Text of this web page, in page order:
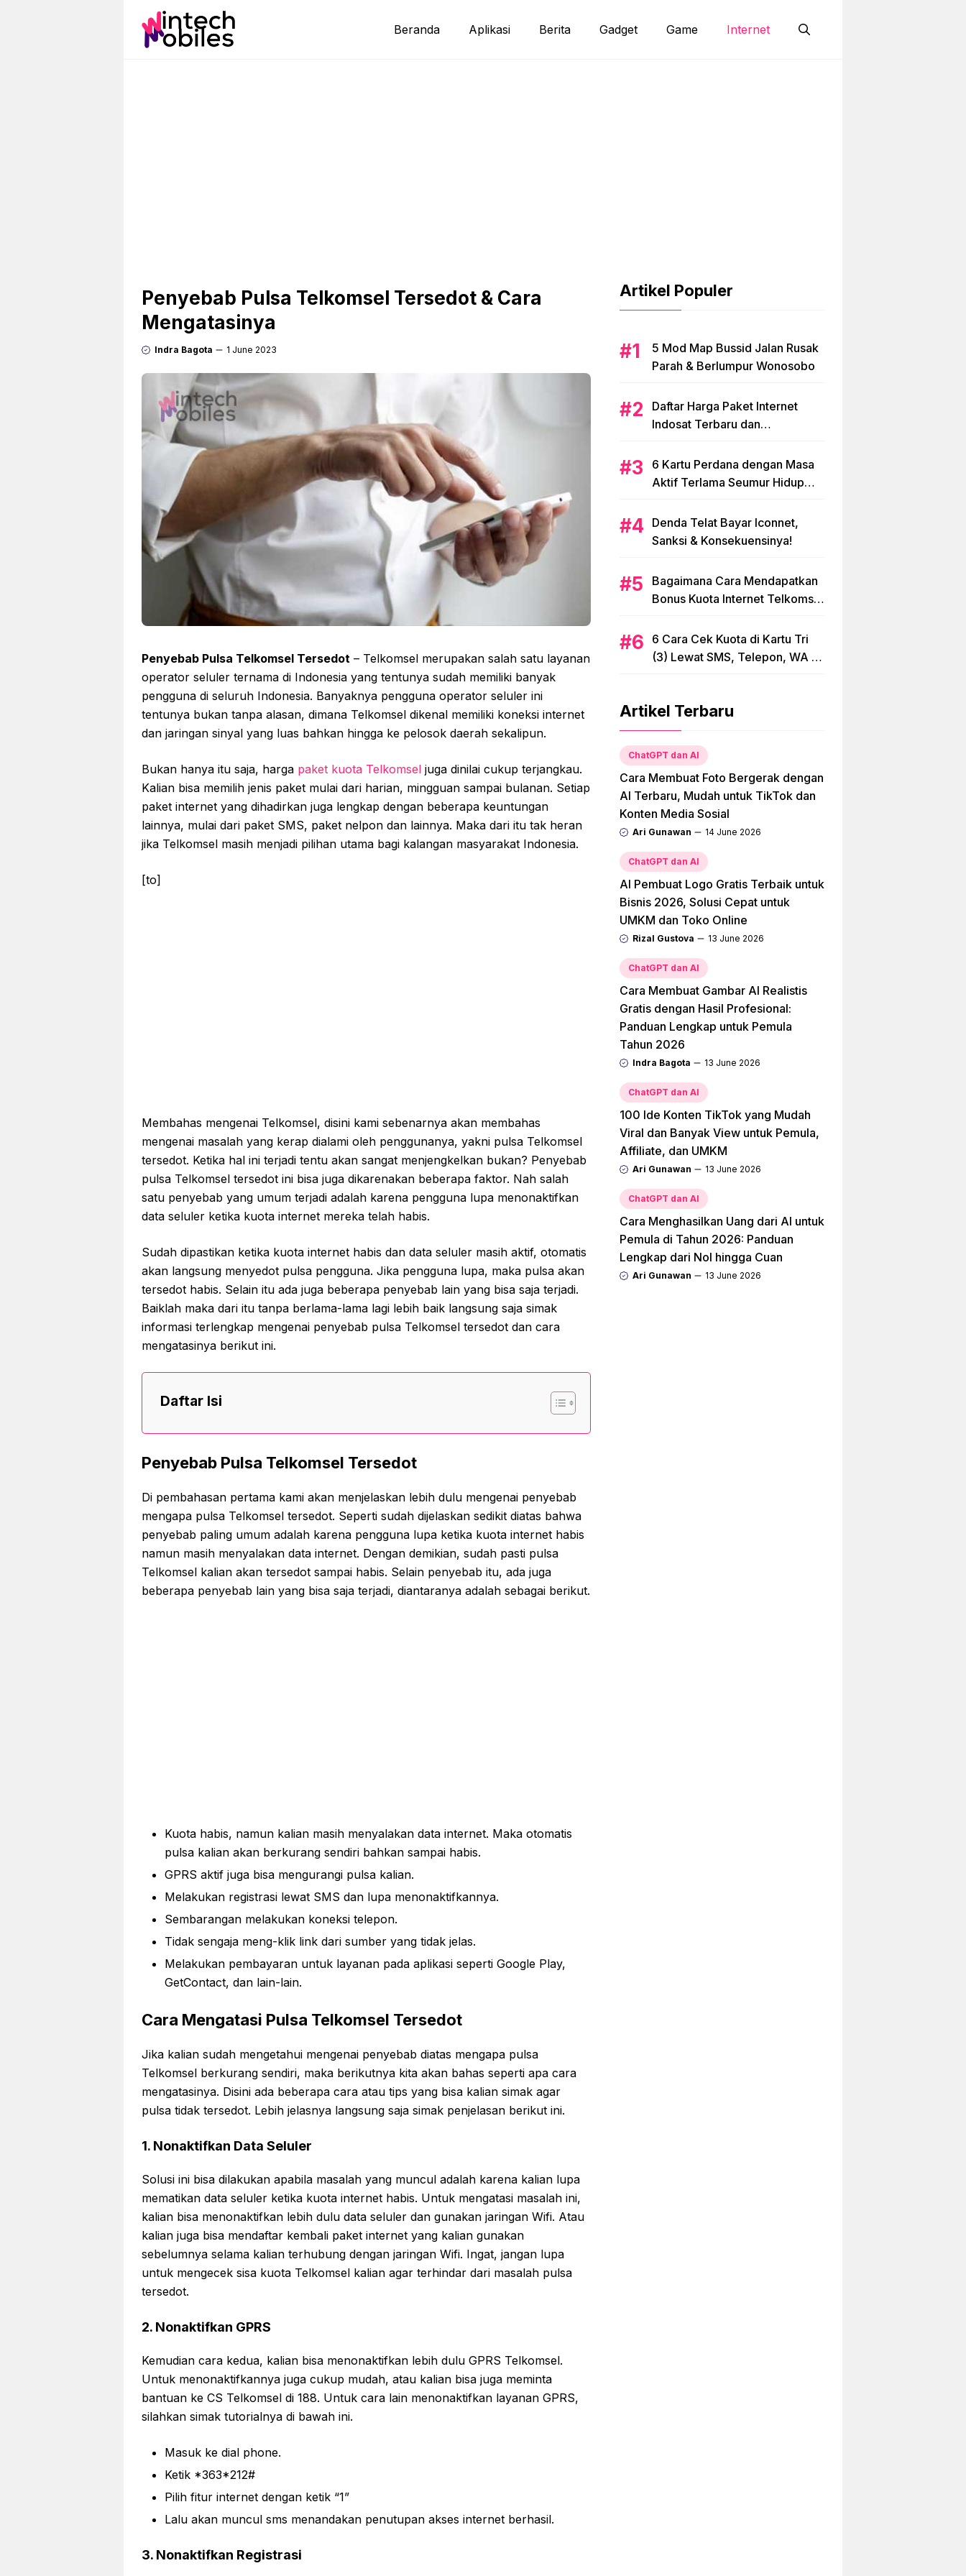
Beranda Aplikasi Berita Gadget Game Internet
Penyebab Pulsa Telkomsel Tersedot & Cara
Mengatasinya
Indra Bagota 1 June 2023
Penyebab Pulsa Telkomsel Tersedot – Telkomsel merupakan salah satu layanan
operator seluler ternama di Indonesia yang tentunya sudah memiliki banyak
pengguna di seluruh Indonesia. Banyaknya pengguna operator seluler ini
tentunya bukan tanpa alasan, dimana Telkomsel dikenal memiliki koneksi internet
dan jaringan sinyal yang luas bahkan hingga ke pelosok daerah sekalipun.
Bukan hanya itu saja, harga paket kuota Telkomsel juga dinilai cukup terjangkau.
Kalian bisa memilih jenis paket mulai dari harian, mingguan sampai bulanan. Setiap
paket internet yang dihadirkan juga lengkap dengan beberapa keuntungan
lainnya, mulai dari paket SMS, paket nelpon dan lainnya. Maka dari itu tak heran
jika Telkomsel masih menjadi pilihan utama bagi kalangan masyarakat Indonesia.
[to]
Membahas mengenai Telkomsel, disini kami sebenarnya akan membahas
mengenai masalah yang kerap dialami oleh penggunanya, yakni pulsa Telkomsel
tersedot. Ketika hal ini terjadi tentu akan sangat menjengkelkan bukan? Penyebab
pulsa Telkomsel tersedot ini bisa juga dikarenakan beberapa faktor. Nah salah
satu penyebab yang umum terjadi adalah karena pengguna lupa menonaktifkan
data seluler ketika kuota internet mereka telah habis.
Sudah dipastikan ketika kuota internet habis dan data seluler masih aktif, otomatis
akan langsung menyedot pulsa pengguna. Jika pengguna lupa, maka pulsa akan
tersedot habis. Selain itu ada juga beberapa penyebab lain yang bisa saja terjadi.
Baiklah maka dari itu tanpa berlama-lama lagi lebih baik langsung saja simak
informasi terlengkap mengenai penyebab pulsa Telkomsel tersedot dan cara
mengatasinya berikut ini.
Daftar Isi
Penyebab Pulsa Telkomsel Tersedot
Di pembahasan pertama kami akan menjelaskan lebih dulu mengenai penyebab
mengapa pulsa Telkomsel tersedot. Seperti sudah dijelaskan sedikit diatas bahwa
penyebab paling umum adalah karena pengguna lupa ketika kuota internet habis
namun masih menyalakan data internet. Dengan demikian, sudah pasti pulsa
Telkomsel kalian akan tersedot sampai habis. Selain penyebab itu, ada juga
beberapa penyebab lain yang bisa saja terjadi, diantaranya adalah sebagai berikut.
Kuota habis, namun kalian masih menyalakan data internet. Maka otomatis
pulsa kalian akan berkurang sendiri bahkan sampai habis.
GPRS aktif juga bisa mengurangi pulsa kalian.
Melakukan registrasi lewat SMS dan lupa menonaktifkannya.
Sembarangan melakukan koneksi telepon.
Tidak sengaja meng-klik link dari sumber yang tidak jelas.
Melakukan pembayaran untuk layanan pada aplikasi seperti Google Play,
GetContact, dan lain-lain.
Cara Mengatasi Pulsa Telkomsel Tersedot
Jika kalian sudah mengetahui mengenai penyebab diatas mengapa pulsa
Telkomsel berkurang sendiri, maka berikutnya kita akan bahas seperti apa cara
mengatasinya. Disini ada beberapa cara atau tips yang bisa kalian simak agar
pulsa tidak tersedot. Lebih jelasnya langsung saja simak penjelasan berikut ini.
1. Nonaktifkan Data Seluler
Solusi ini bisa dilakukan apabila masalah yang muncul adalah karena kalian lupa
mematikan data seluler ketika kuota internet habis. Untuk mengatasi masalah ini,
kalian bisa menonaktifkan lebih dulu data seluler dan gunakan jaringan Wifi. Atau
kalian juga bisa mendaftar kembali paket internet yang kalian gunakan
sebelumnya selama kalian terhubung dengan jaringan Wifi. Ingat, jangan lupa
untuk mengecek sisa kuota Telkomsel kalian agar terhindar dari masalah pulsa
tersedot.
2. Nonaktifkan GPRS
Kemudian cara kedua, kalian bisa menonaktifkan lebih dulu GPRS Telkomsel.
Untuk menonaktifkannya juga cukup mudah, atau kalian bisa juga meminta
bantuan ke CS Telkomsel di 188. Untuk cara lain menonaktifkan layanan GPRS,
silahkan simak tutorialnya di bawah ini.
Masuk ke dial phone.
Ketik *363*212#
Pilih fitur internet dengan ketik “1”
Lalu akan muncul sms menandakan penutupan akses internet berhasil.
3. Nonaktifkan Registrasi
Artikel Populer
5 Mod Map Bussid Jalan Rusak
Parah & Berlumpur Wonosobo
Daftar Harga Paket Internet
Indosat Terbaru dan
6 Kartu Perdana dengan Masa
Aktif Terlama Seumur Hidup
Denda Telat Bayar Iconnet,
Sanksi & Konsekuensinya!
Bagaimana Cara Mendapatkan
Bonus Kuota Internet Telkomsel
6 Cara Cek Kuota di Kartu Tri
(3) Lewat SMS, Telepon, WA &
Artikel Terbaru
ChatGPT dan AI
Cara Membuat Foto Bergerak dengan
AI Terbaru, Mudah untuk TikTok dan
Konten Media Sosial
Ari Gunawan 14 June 2026
ChatGPT dan AI
AI Pembuat Logo Gratis Terbaik untuk
Bisnis 2026, Solusi Cepat untuk
UMKM dan Toko Online
Rizal Gustova 13 June 2026
ChatGPT dan AI
Cara Membuat Gambar AI Realistis
Gratis dengan Hasil Profesional:
Panduan Lengkap untuk Pemula
Tahun 2026
Indra Bagota 13 June 2026
ChatGPT dan AI
100 Ide Konten TikTok yang Mudah
Viral dan Banyak View untuk Pemula,
Affiliate, dan UMKM
Ari Gunawan 13 June 2026
ChatGPT dan AI
Cara Menghasilkan Uang dari AI untuk
Pemula di Tahun 2026: Panduan
Lengkap dari Nol hingga Cuan
Ari Gunawan 13 June 2026